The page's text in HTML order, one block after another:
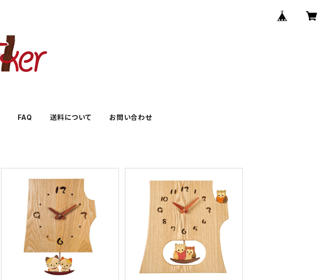
FAQ 送料について お問い合わせ